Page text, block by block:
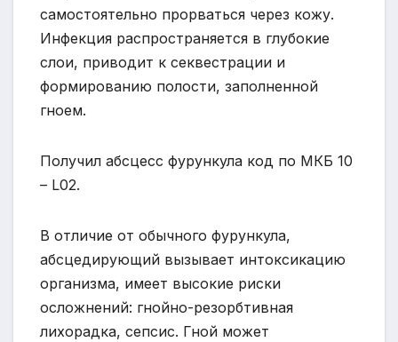
самостоятельно прорваться через кожу.
Инфекция распространяется в глубокие
слои, приводит к секвестрации и
формированию полости, заполненной
гноем.
Получил абсцесс фурункула код по МКБ 10
– L02.
В отличие от обычного фурункула,
абсцедирующий вызывает интоксикацию
организма, имеет высокие риски
осложнений: гнойно-резорбтивная
лихорадка, сепсис. Гной может